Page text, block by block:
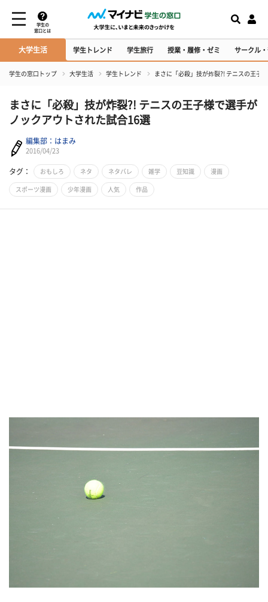
学生の
窓口とは
大学生活 学生トレンド 学生旅行 授業・履修・ゼミ サークル
学生の窓口トップ 大学生活 学生トレンド まさに「必殺」技が炸裂?! テニスの王子
まさに「必殺」技が炸裂?! テニスの王子様で選手が
ノックアウトされた試合16選
編集部：はまみ
2016/04/23
タグ： おもしろ ネタ ネタバレ 雑学 豆知識 漫画
スポーツ漫画 少年漫画 人気 作品